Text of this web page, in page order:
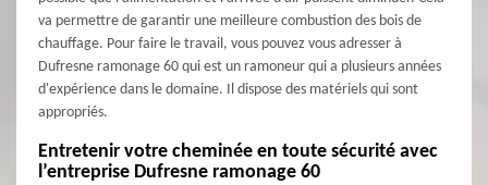
va permettre de garantir une meilleure combustion des bois de
chauffage. Pour faire le travail, vous pouvez vous adresser à
Dufresne ramonage 60 qui est un ramoneur qui a plusieurs années
d'expérience dans le domaine. Il dispose des matériels qui sont
appropriés.
Entretenir votre cheminée en toute sécurité avec
l’entreprise Dufresne ramonage 60